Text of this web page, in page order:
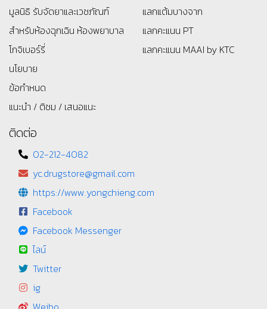
มูลนิธิ รับจัดยาและเวชภัณฑ์
สำหรับห้องฉุกเฉิน ห้องพยาบาล
โกจิเบอร์รี่
นโยบาย
ข้อกำหนด
แนะนำ / ติชม / เสนอแนะ
แลกแต้มบางจาก
แลกคะแนน PT
แลกคะแนน MAAI by KTC
ติดต่อ
02-212-4082
yc.drugstore@gmail.com
https://www.yongchieng.com
Facebook
Facebook Messenger
ไลน์
Twitter
ig